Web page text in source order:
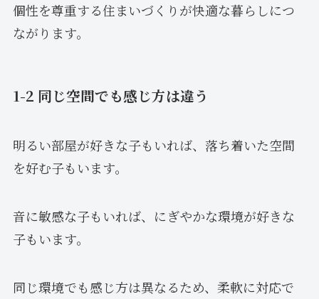
個性を尊重する住まいづくりが快適な暮らしにつ
ながります。
1-2 同じ空間でも感じ方は違う
明るい部屋が好きな子もいれば、落ち着いた空間
を好む子もいます。
音に敏感な子もいれば、にぎやかな環境が好きな
子もいます。
同じ環境でも感じ方は異なるため、柔軟に対応で